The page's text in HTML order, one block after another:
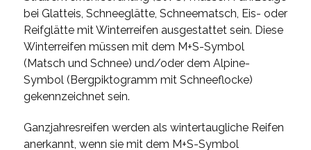
bei Glatteis, Schneeglätte, Schneematsch, Eis- oder
Reifglätte mit Winterreifen ausgestattet sein. Diese
Winterreifen müssen mit dem M+S-Symbol
(Matsch und Schnee) und/oder dem Alpine-
Symbol (Bergpiktogramm mit Schneeflocke)
gekennzeichnet sein.
Ganzjahresreifen werden als wintertaugliche Reifen
anerkannt, wenn sie mit dem M+S-Symbol